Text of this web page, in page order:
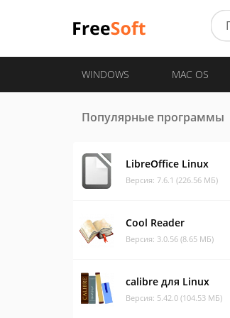
WINDOWS MAC OS
Популярные программы
LibreOffice Linux
Версия: 7.6.1 (226.56 МБ)
Cool Reader
Версия: 3.0.56 (8.65 МБ)
calibre для Linux
Версия: 5.42.0 (104.53 МБ)